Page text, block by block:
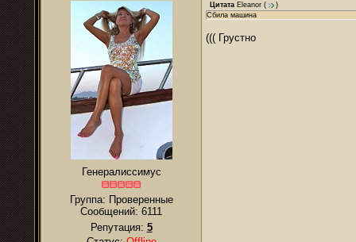
Генералиссимус
Группа: Проверенные
Сообщений: 6111
Репутация: 5
Цитата Eleanor (
)
Сбила машина
((( Грустно